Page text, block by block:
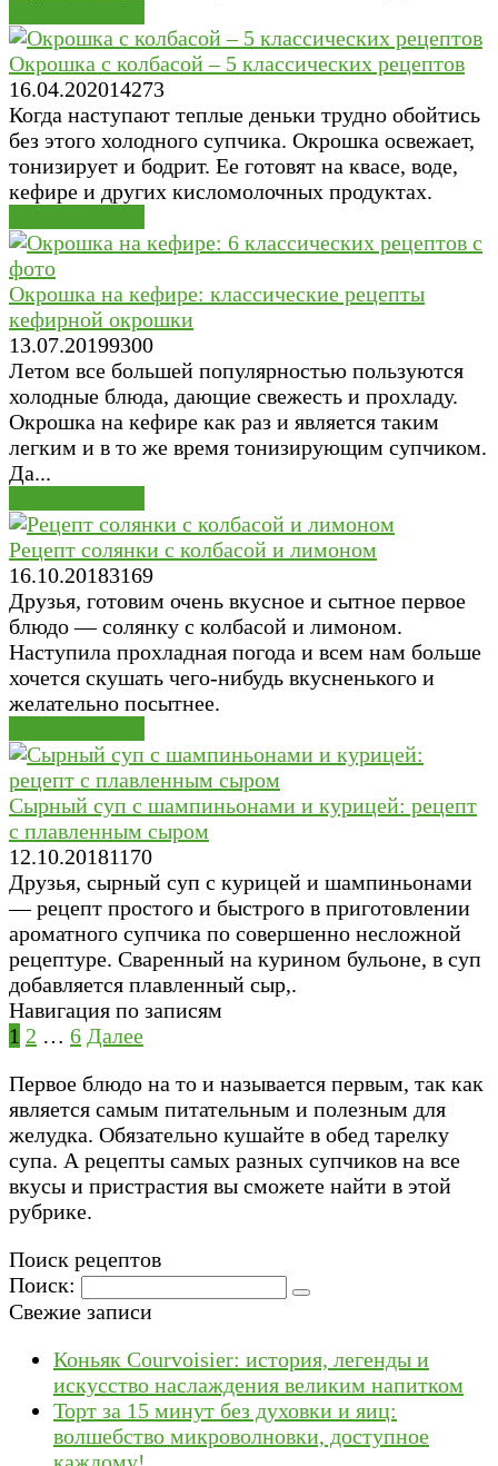
Окрошка с колбасой – 5 классических рецептов
16.04.202014273
Когда наступают теплые деньки трудно обойтись
без этого холодного супчика. Окрошка освежает,
тонизирует и бодрит. Ее готовят на квасе, воде,
кефире и других кисломолочных продуктах.
Окрошка на кефире: классические рецепты
кефирной окрошки
13.07.20199300
Летом все большей популярностью пользуются
холодные блюда, дающие свежесть и прохладу.
Окрошка на кефире как раз и является таким
легким и в то же время тонизирующим супчиком.
Да...
Рецепт солянки с колбасой и лимоном
16.10.20183169
Друзья, готовим очень вкусное и сытное первое
блюдо — солянку с колбасой и лимоном.
Наступила прохладная погода и всем нам больше
хочется скушать чего-нибудь вкусненького и
желательно посытнее.
Сырный суп с шампиньонами и курицей: рецепт
с плавленным сыром
12.10.20181170
Друзья, сырный суп с курицей и шампиньонами
— рецепт простого и быстрого в приготовлении
ароматного супчика по совершенно несложной
рецептуре. Сваренный на курином бульоне, в суп
добавляется плавленный сыр,.
Навигация по записям
1 2 … 6 Далее
Первое блюдо на то и называется первым, так как
является самым питательным и полезным для
желудка. Обязательно кушайте в обед тарелку
супа. А рецепты самых разных супчиков на все
вкусы и пристрастия вы сможете найти в этой
рубрике.
Поиск рецептов
Поиск:
Свежие записи
Коньяк Courvoisier: история, легенды и
искусство наслаждения великим напитком
Торт за 15 минут без духовки и яиц:
волшебство микроволновки, доступное
каждому!